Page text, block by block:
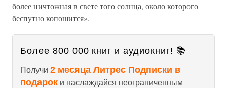
более ничтожная в свете того солнца, около которого
беспутно копошится».
Более 800 000 книг и аудиокниг! 📚
Получи 2 месяца Литрес Подписки в
подарок и наслаждайся неограниченным